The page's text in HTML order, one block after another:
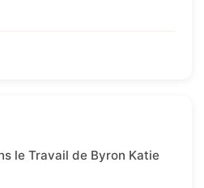
le Travail de Byron Katie